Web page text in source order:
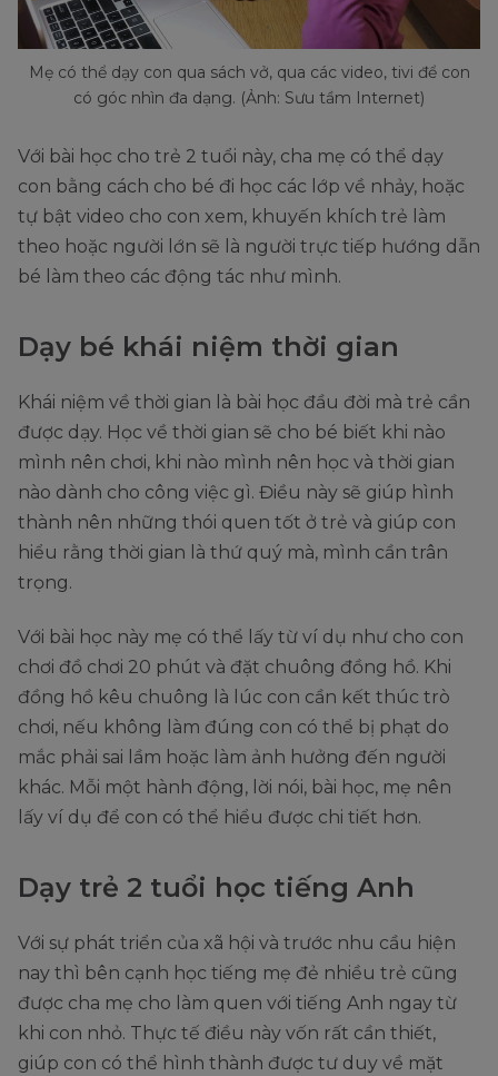
Mẹ có thể dạy con qua sách vở, qua các video, tivi để con
có góc nhìn đa dạng. (Ảnh: Sưu tầm Internet)
Với bài học cho trẻ 2 tuổi này, cha mẹ có thể dạy
con bằng cách cho bé đi học các lớp về nhảy, hoặc
tự bật video cho con xem, khuyến khích trẻ làm
theo hoặc người lớn sẽ là người trực tiếp hướng dẫn
bé làm theo các động tác như mình.
Dạy bé khái niệm thời gian
Khái niệm về thời gian là bài học đầu đời mà trẻ cần
được dạy. Học về thời gian sẽ cho bé biết khi nào
mình nên chơi, khi nào mình nên học và thời gian
nào dành cho công việc gì. Điều này sẽ giúp hình
thành nên những thói quen tốt ở trẻ và giúp con
hiểu rằng thời gian là thứ quý mà, mình cần trân
trọng.
Với bài học này mẹ có thể lấy từ ví dụ như cho con
chơi đồ chơi 20 phút và đặt chuông đồng hồ. Khi
đồng hồ kêu chuông là lúc con cần kết thúc trò
chơi, nếu không làm đúng con có thể bị phạt do
mắc phải sai lầm hoặc làm ảnh hưởng đến người
khác. Mỗi một hành động, lời nói, bài học, mẹ nên
lấy ví dụ để con có thể hiểu được chi tiết hơn.
Dạy trẻ 2 tuổi học tiếng Anh
Với sự phát triển của xã hội và trước nhu cầu hiện
nay thì bên cạnh học tiếng mẹ đẻ nhiều trẻ cũng
được cha mẹ cho làm quen với tiếng Anh ngay từ
khi con nhỏ. Thực tế điều này vốn rất cần thiết,
giúp con có thể hình thành được tư duy về mặt